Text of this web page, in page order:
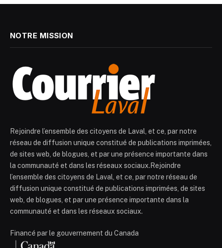
NOTRE MISSION
Rejoindre l’ensemble des citoyens de Laval, et ce, par notre
réseau de diffusion unique constitué de publications imprimées,
de sites web, de blogues, et par une présence importante dans
la communauté et dans les réseaux sociaux.Rejoindre
l’ensemble des citoyens de Laval, et ce, par notre réseau de
diffusion unique constitué de publications imprimées, de sites
web, de blogues, et par une présence importante dans la
communauté et dans les réseaux sociaux.
Financé par le gouvernement du Canada